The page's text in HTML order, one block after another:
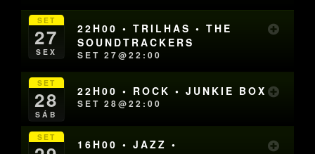
SET
27
SEX
22H00 • TRILHAS • THE
SOUNDTRACKERS
SET 27@22:00
SET
28
SÁB
22H00 • ROCK • JUNKIE BOX
SET 28@22:00
SET
16H00 • JAZZ •